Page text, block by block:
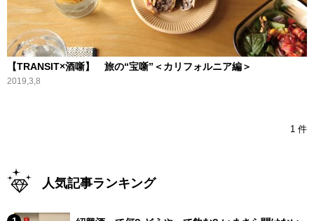
【TRANSIT×酒噺】 旅の“宝噺”＜カリフォルニア編＞
2019,3,8
1 件
人気記事ランキング